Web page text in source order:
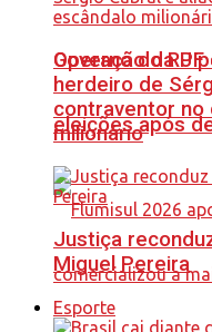
Governo do RJ
eleições após
Operação da
herdeiro de
contraventor no
milionário
Justiça
Miguel Pereira
Esporte